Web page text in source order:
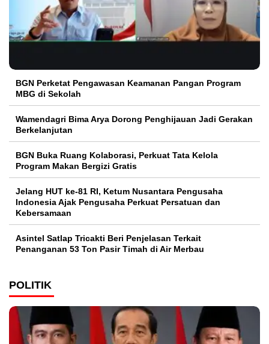
BGN Perketat Pengawasan Keamanan Pangan Program
MBG di Sekolah
Wamendagri Bima Arya Dorong Penghijauan Jadi Gerakan
Berkelanjutan
BGN Buka Ruang Kolaborasi, Perkuat Tata Kelola
Program Makan Bergizi Gratis
Jelang HUT ke-81 RI, Ketum Nusantara Pengusaha
Indonesia Ajak Pengusaha Perkuat Persatuan dan
Kebersamaan
Asintel Satlap Tricakti Beri Penjelasan Terkait
Penanganan 53 Ton Pasir Timah di Air Merbau
POLITIK